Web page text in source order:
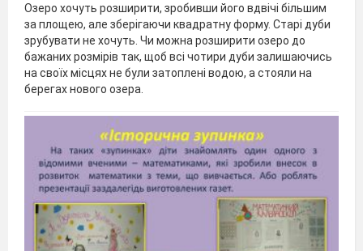
Озеро хочуть розширити, зробивши його вдвічі більшим
за площею, але зберігаючи квадратну форму. Старі дуби
зрубувати не хочуть. Чи можна розширити озеро до
бажаних розмірів так, щоб всі чотири дуби залишаючись
на своїх місцях не були затоплені водою, а стояли на
берегах нового озера.